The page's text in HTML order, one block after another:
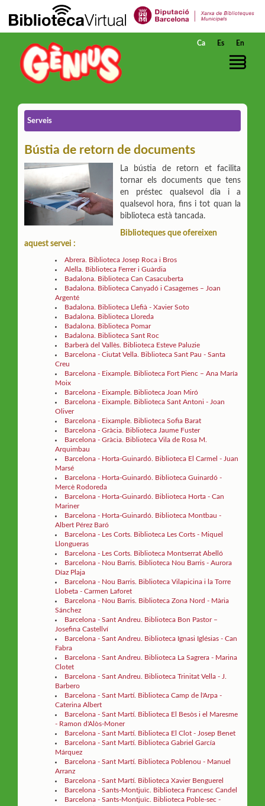
Salta al contingut principal
Ca Es En
Serveis
Bústia de retorn de documents
La bústia de retorn et facilita
tornar els documents que tens
en préstec qualsevol dia i a
qualsevol hora, fins i tot quan la
biblioteca està tancada.
Biblioteques que ofereixen
aquest servei :
Abrera. Biblioteca Josep Roca i Bros
Alella. Biblioteca Ferrer i Guàrdia
Badalona. Biblioteca Can Casacuberta
Badalona. Biblioteca Canyadó i Casagemes – Joan
Argenté
Badalona. Biblioteca Llefià - Xavier Soto
Badalona. Biblioteca Lloreda
Badalona. Biblioteca Pomar
Badalona. Biblioteca Sant Roc
Barberà del Vallès. Biblioteca Esteve Paluzie
Barcelona - Ciutat Vella. Biblioteca Sant Pau - Santa
Creu
Barcelona - Eixample. Biblioteca Fort Pienc – Ana María
Moix
Barcelona - Eixample. Biblioteca Joan Miró
Barcelona - Eixample. Biblioteca Sant Antoni - Joan
Oliver
Barcelona - Eixample. Biblioteca Sofia Barat
Barcelona - Gràcia. Biblioteca Jaume Fuster
Barcelona - Gràcia. Biblioteca Vila de Rosa M.
Arquimbau
Barcelona - Horta-Guinardó. Biblioteca El Carmel - Juan
Marsé
Barcelona - Horta-Guinardó. Biblioteca Guinardó -
Mercè Rodoreda
Barcelona - Horta-Guinardó. Biblioteca Horta - Can
Mariner
Barcelona - Horta-Guinardó. Biblioteca Montbau -
Albert Pérez Baró
Barcelona - Les Corts. Biblioteca Les Corts - Miquel
Llongueras
Barcelona - Les Corts. Biblioteca Montserrat Abelló
Barcelona - Nou Barris. Biblioteca Nou Barris - Aurora
Díaz Plaja
Barcelona - Nou Barris. Biblioteca Vilapicina i la Torre
Llobeta - Carmen Laforet
Barcelona - Nou Barris. Biblioteca Zona Nord - Mària
Sánchez
Barcelona - Sant Andreu. Biblioteca Bon Pastor –
Josefina Castellví
Barcelona - Sant Andreu. Biblioteca Ignasi Iglésias - Can
Fabra
Barcelona - Sant Andreu. Biblioteca La Sagrera - Marina
Clotet
Barcelona - Sant Andreu. Biblioteca Trinitat Vella - J.
Barbero
Barcelona - Sant Martí. Biblioteca Camp de l'Arpa -
Caterina Albert
Barcelona - Sant Martí. Biblioteca El Besòs i el Maresme
- Ramon d'Alòs-Moner
Barcelona - Sant Martí. Biblioteca El Clot - Josep Benet
Barcelona - Sant Martí. Biblioteca Gabriel García
Márquez
Barcelona - Sant Martí. Biblioteca Poblenou - Manuel
Arranz
Barcelona - Sant Martí. Biblioteca Xavier Benguerel
Barcelona - Sants-Montjuïc. Biblioteca Francesc Candel
Barcelona - Sants-Montjuïc. Biblioteca Poble-sec -